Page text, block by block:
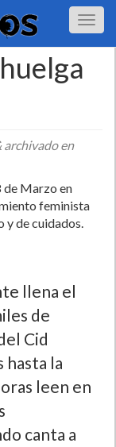
archivado en
de Marzo en
feminista
y de cuidados.
llena el
de
Cid
hasta la
leen en
canta a